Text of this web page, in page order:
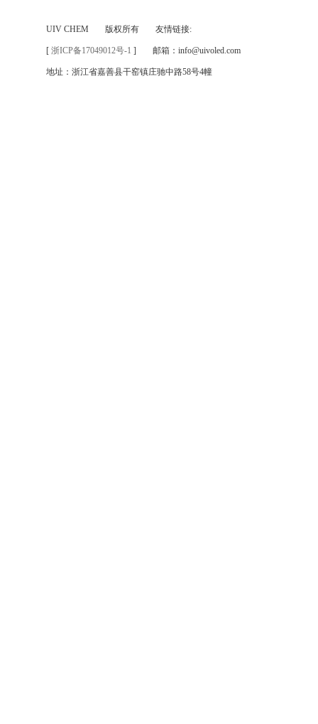
UIV CHEM 版权所有 友情链接:
[ 浙ICP备17049012号-1 ] 邮箱：info@uivoled.com
地址：浙江省嘉善县干窑镇庄驰中路58号4幢